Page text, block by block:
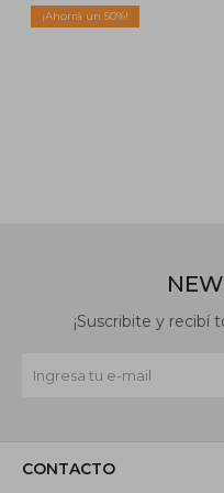
50
CONTACTO
¡Suscribite y recibí